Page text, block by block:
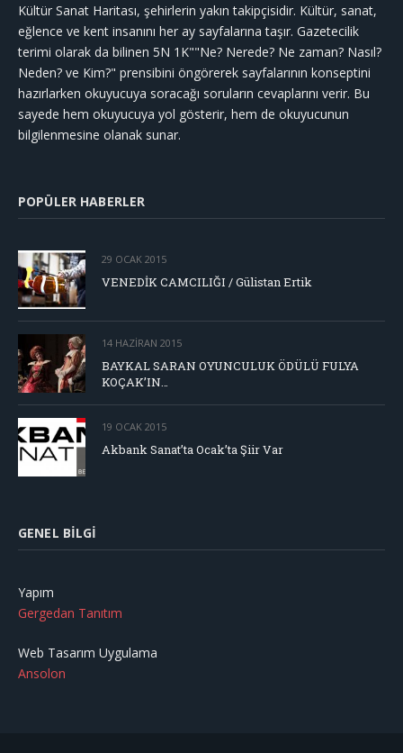
Kültür Sanat Haritası, şehirlerin yakın takipçisidir. Kültür, sanat,
eğlence ve kent insanını her ay sayfalarına taşır. Gazetecilik
terimi olarak da bilinen 5N 1K""Ne? Nerede? Ne zaman? Nasıl?
Neden? ve Kim?" prensibini öngörerek sayfalarının konseptini
hazırlarken okuyucuya soracağı soruların cevaplarını verir. Bu
sayede hem okuyucuya yol gösterir, hem de okuyucunun
bilgilenmesine olanak sunar.
POPÜLER HABERLER
29 OCAK 2015
VENEDİK CAMCILIĞI / Gülistan Ertik
14 HAZIRAN 2015
BAYKAL SARAN OYUNCULUK ÖDÜLÜ FULYA
KOÇAK’IN…
19 OCAK 2015
Akbank Sanat’ta Ocak’ta Şiir Var
GENEL BILGI
Yapım
Gergedan Tanıtım
Web Tasarım Uygulama
Ansolon